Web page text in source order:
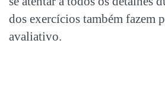
dos exercícios também fazem
avaliativo.